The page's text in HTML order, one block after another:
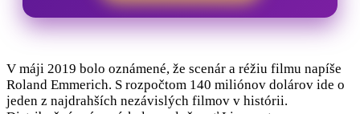
V máji 2019 bolo oznámené, že scenár a réžiu filmu napíše
Roland Emmerich. S rozpočtom 140 miliónov dolárov ide o
jeden z najdrahších nezávislých filmov v histórii.